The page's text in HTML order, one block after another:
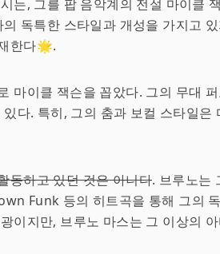
는, 그를 팝 음악계의 전설 마이클
독특한 스타일과 개성을 가지고
한다🌟.
마이클 잭슨을 꼽았다. 그의 무대
다. 특히, 그의 춤과 보컬 스타일은
동하고 있던 것은 아니다. 브루노는
Funk 등의 히트곡을 통해 그의
이지만, 브루노 마스는 그 이상의